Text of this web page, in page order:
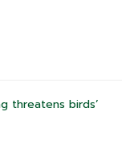
threatens birds’